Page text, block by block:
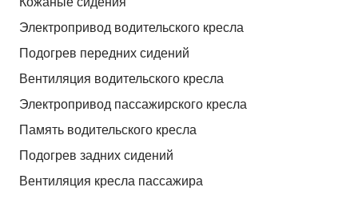
Электропривод водительского кресла
Подогрев передних сидений
Вентиляция водительского кресла
Электропривод пассажирского кресла
Память водительского кресла
Подогрев задних сидений
Вентиляция кресла пассажира